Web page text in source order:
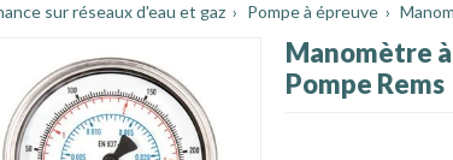
sur réseaux d'eau et gaz Pompe à épreuve
Manomètre
Pompe Rems